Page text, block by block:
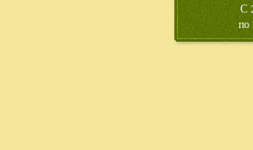
С
по